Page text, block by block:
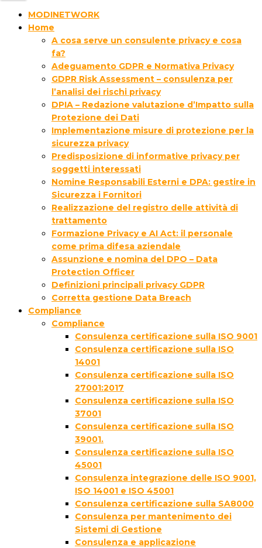
MODINETWORK
Home
A cosa serve un consulente privacy e cosa
fa?
Adeguamento GDPR e Normativa Privacy
GDPR Risk Assessment – consulenza per
l’analisi dei rischi privacy
DPIA – Redazione valutazione d’Impatto sulla
Protezione dei Dati
Implementazione misure di protezione per la
sicurezza privacy
Predisposizione di informative privacy per
soggetti interessati
Nomine Responsabili Esterni e DPA: gestire in
Sicurezza i Fornitori
Realizzazione del registro delle attività di
trattamento
Formazione Privacy e AI Act: il personale
come prima difesa aziendale
Assunzione e nomina del DPO – Data
Protection Officer
Definizioni principali privacy GDPR
Corretta gestione Data Breach
Compliance
Compliance
Consulenza certificazione sulla ISO 9001
Consulenza certificazione sulla ISO
14001
Consulenza certificazione sulla ISO
27001:2017
Consulenza certificazione sulla ISO
37001
Consulenza certificazione sulla ISO
39001.
Consulenza certificazione sulla ISO
45001
Consulenza integrazione delle ISO 9001,
ISO 14001 e ISO 45001
Consulenza certificazione sulla SA8000
Consulenza per mantenimento dei
Sistemi di Gestione
Consulenza e applicazione